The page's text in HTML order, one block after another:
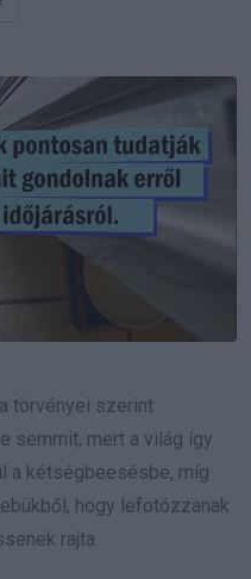
törvényei szerint
semmit, mert a világ így
a kétségbeesésbe, míg
hogy lefotózzanak
rajta.